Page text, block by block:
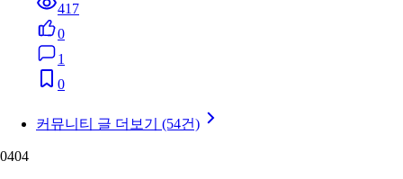
417
0
1
0
커뮤니티 글 더보기 (54건)
0404